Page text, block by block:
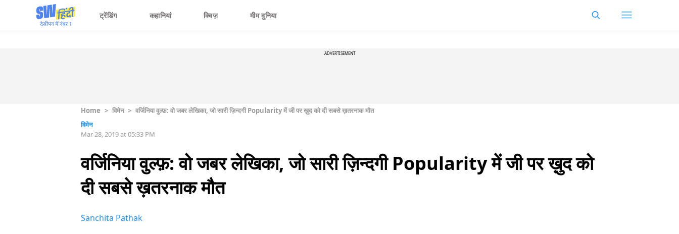
ट्रेंडिंग कहानियां क्विज़ मीम दुनिया
ADVERTISEMENT
Home > विमेन > वर्जिनिया वुल्फ़: वो जबर लेखिका, जो सारी ज़िन्दगी Popularity में जी पर ख़ुद को दी सबसे ख़तरनाक मौत
विमेन
Mar 28, 2019 at 05:33 PM
वर्जिनिया वुल्फ़: वो जबर लेखिका, जो सारी ज़िन्दगी Popularity में जी पर ख़ुद को
दी सबसे ख़तरनाक मौत
Sanchita Pathak